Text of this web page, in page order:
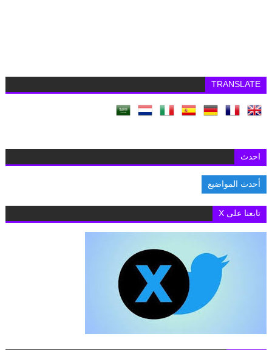
TRANSLATE
احدث
أحدث المواضيع
تابعنا على X